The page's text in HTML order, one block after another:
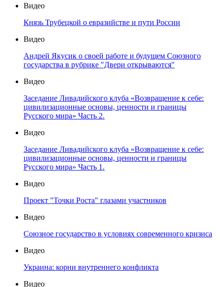
Видео
Князь Трубецкой о евразийстве и пути России
Видео
Андрей Якусик о своей работе и будущем Союзного
государства в рубрике "Двери открываются"
Видео
Заседание Ливадийского клуба «Возвращение к себе:
цивилизационные основы, ценности и границы
Русского мира» Часть 2.
Видео
Заседание Ливадийского клуба «Возвращение к себе:
цивилизационные основы, ценности и границы
Русского мира» Часть 1.
Видео
Проект "Точки Роста" глазами участников
Видео
Союзное государство в условиях современного кризиса
Видео
Украина: корни внутреннего конфликта
Видео